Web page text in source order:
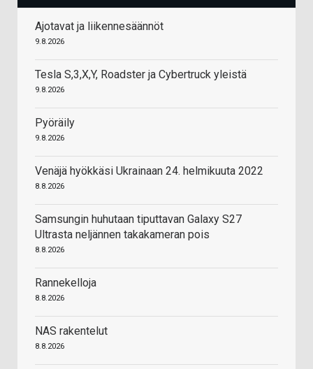
Ajotavat ja liikennesäännöt
9.8.2026
Tesla S,3,X,Y, Roadster ja Cybertruck yleistä
9.8.2026
Pyöräily
9.8.2026
Venäjä hyökkäsi Ukrainaan 24. helmikuuta 2022
8.8.2026
Samsungin huhutaan tiputtavan Galaxy S27
Ultrasta neljännen takakameran pois
8.8.2026
Rannekelloja
8.8.2026
NAS rakentelut
8.8.2026